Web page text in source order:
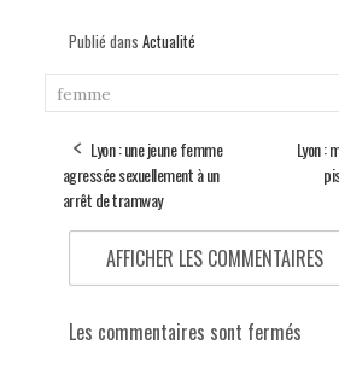
Publié dans Actualité
femme
Lyon : une jeune femme
agressée sexuellement à un
arrêt de tramway
Lyon :
AFFICHER LES COMMENTAIRES
Les commentaires sont fermés